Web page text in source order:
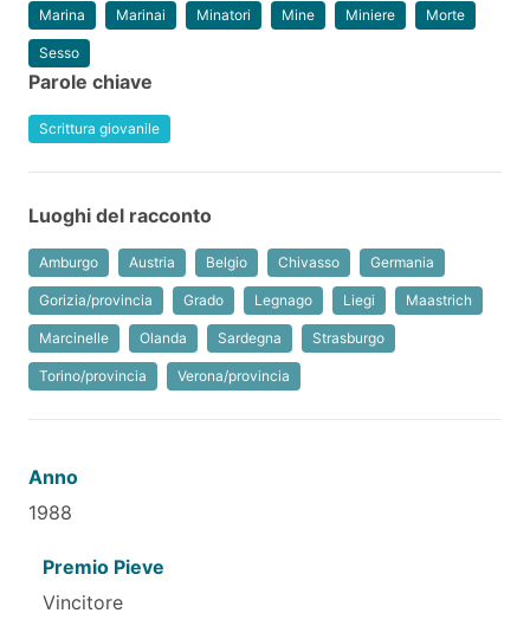
Marina Marinai Minatori Mine Miniere Morte
Sesso
Parole chiave
Scrittura giovanile
Luoghi del racconto
Amburgo Austria Belgio Chivasso Germania
Gorizia/provincia Grado Legnago Liegi Maastrich
Marcinelle Olanda Sardegna Strasburgo
Torino/provincia Verona/provincia
Anno
1988
Premio Pieve
Vincitore